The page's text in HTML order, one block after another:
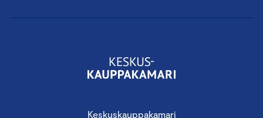
Keskuskauppakamari